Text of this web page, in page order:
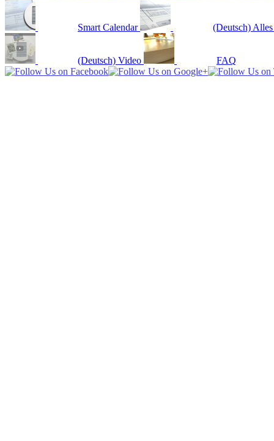
Smart Calendar (Deutsch)
(Deutsch) Video FAQ